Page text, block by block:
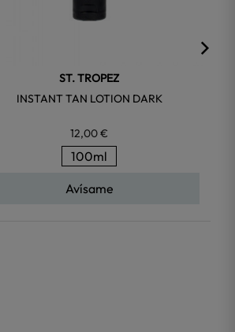
ST. TROPEZ
INSTANT TAN LOTION DARK
12,00 €
100ml
Avísame